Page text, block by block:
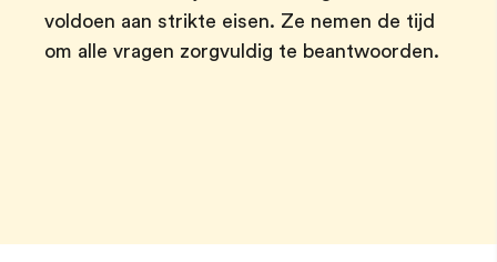
voldoen aan strikte eisen. Ze nemen de tijd
om alle vragen zorgvuldig te beantwoorden.